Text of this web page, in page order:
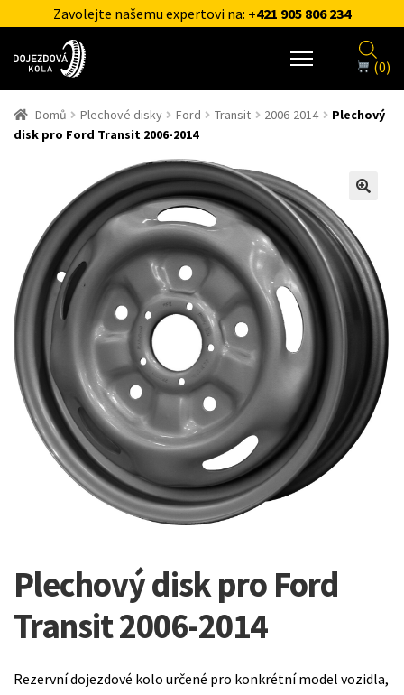
Zavolejte našemu expertovi na: +421 905 806 234
(0)
Domů Plechové disky Ford Transit 2006-2014
Plechový
disk pro Ford Transit 2006-2014
Plechový disk pro Ford
Transit 2006-2014
Rezervní dojezdové kolo určené pro konkrétní model vozidla,